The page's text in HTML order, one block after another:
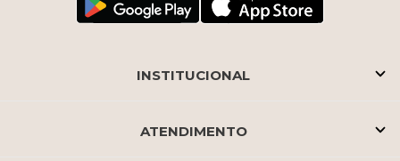
INSTITUCIONAL
ATENDIMENTO